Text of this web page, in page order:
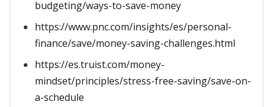
budgeting/ways-to-save-money
https://www.pnc.com/insights/es/personal-
finance/save/money-saving-challenges.html
https://es.truist.com/money-
mindset/principles/stress-free-saving/save-on-
a-schedule